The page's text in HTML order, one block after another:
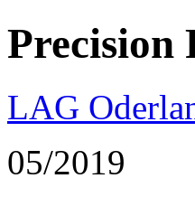
Precision
LAG
05/2019